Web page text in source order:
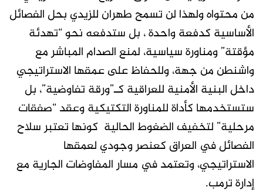
من محتواه ولهذا لن تسمح طهران للزيدي بحل الفصائل
الأساسية كدفعة واحدة ، بل ستدفعه نحو “تهدئة
مؤقتة” ومناورة سياسية، لمنع الصدام المباشر مع
واشنطن من جهة، وللحفاظ على عمقها الاستراتيجي
داخل البنية الأمنية للعراقية كـ”ورقة تفاوضية”، بل
ستستخدمها كأداة للمناورة التكتيكية وعقد “صفقات
مرحلية” لتخفيف الضغوط الحالية كونها تعتبر سلاح
الفصائل في العراق كعنصر وجودي لعمقها
الاستراتيجي، وتعتمد في مسار المفاوضات الجارية مع
إدارة ترمب.